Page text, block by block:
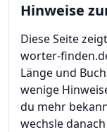
Hinweise
Diese Seite
worter-
Länge und
wenige
du mehr
wechsle